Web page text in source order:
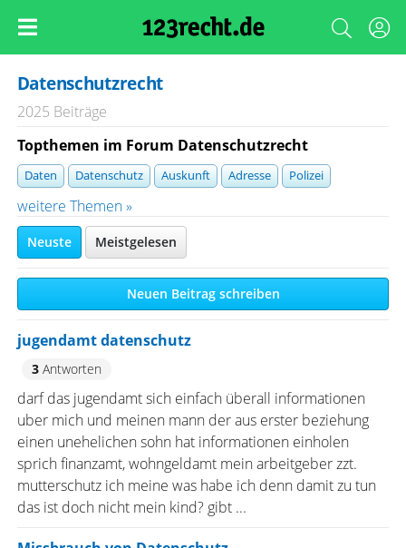
Datenschutzrecht
2025 Beiträge
Topthemen im Forum Datenschutzrecht
Daten Datenschutz Auskunft Adresse Polizei
weitere Themen »
Neuste Meistgelesen
Neuen Beitrag schreiben
jugendamt datenschutz
3Antworten
darf das jugendamt sich einfach überall informationen
uber mich und meinen mann der aus erster beziehung
einen unehelichen sohn hat informationen einholen
sprich finanzamt, wohngeldamt mein arbeitgeber zzt.
mutterschutz ich meine was habe ich denn damit zu tun
das ist doch nicht mein kind? gibt ...